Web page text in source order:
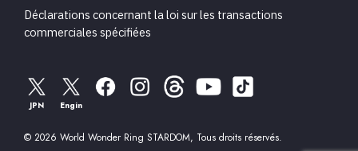
Déclarations concernant la loi sur les transactions
commerciales spécifiées
JPN Engin
© 2026 World Wonder Ring STARDOM, Tous droits réservés.